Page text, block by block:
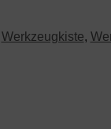
Werkzeugkiste,